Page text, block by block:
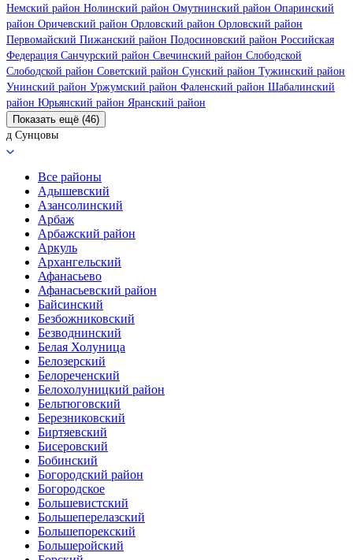
Немский район Нолинский район Омутнинский район Опаринский
район Оричевский район Орловский район Орловский район
Первомайский Пижанский район Подосиновский район Российская
Федерация Санчурский район Свечинский район Слободской
Слободской район Советский район Сунский район Тужинский район
Унинский район Уржумский район Фаленский район Шабалинский
район Юрьянский район Яранский район
Показать ещё (46)
д Сунцовы
Все районы
Адышевский
Азансолинский
Арбаж
Арбажский район
Аркуль
Архангельский
Афанасьево
Афанасьевский район
Байсинский
Безбожниковский
Безводнинский
Белая Холуница
Белозерский
Белореченский
Белохолуницкий район
Бельтюговский
Березниковский
Биртяевский
Бисеровский
Бобинский
Богородский район
Богородское
Большевистский
Большеперелазский
Большепорекский
Большеройский